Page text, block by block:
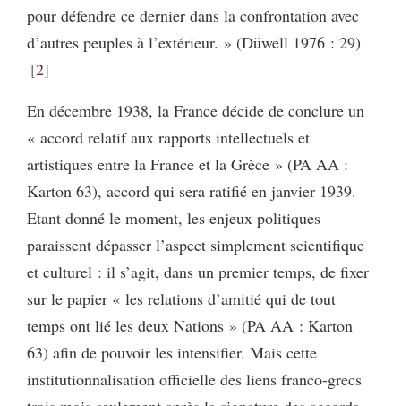
pour défendre ce dernier dans la confrontation avec
d’autres peuples à l’extérieur. » (Düwell 1976 : 29)
2
En décembre 1938, la France décide de conclure un
« accord relatif aux rapports intellectuels et
artistiques entre la France et la Grèce » (PA AA :
Karton 63), accord qui sera ratifié en janvier 1939.
Etant donné le moment, les enjeux politiques
paraissent dépasser l’aspect simplement scientifique
et culturel : il s’agit, dans un premier temps, de fixer
sur le papier « les relations d’amitié qui de tout
temps ont lié les deux Nations » (PA AA : Karton
63) afin de pouvoir les intensifier. Mais cette
institutionnalisation officielle des liens franco-grecs